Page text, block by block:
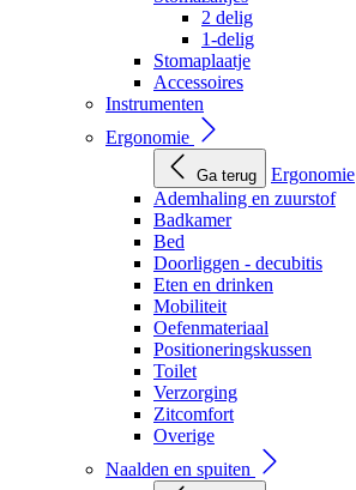
2 delig
1-delig
Stomaplaatje
Accessoires
Instrumenten
Ergonomie
Ga terug
Ergonomie
Ademhaling en zuurstof
Badkamer
Bed
Doorliggen - decubitis
Eten en drinken
Mobiliteit
Oefenmateriaal
Positioneringskussen
Toilet
Verzorging
Zitcomfort
Overige
Naalden en spuiten